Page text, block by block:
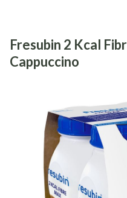
Fresubin 2 Kcal
Cappuccino